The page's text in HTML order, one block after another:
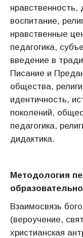
нравственность,
воспитание,
нравственные
педагогика,
введение в
Писание и
общества,
идентичность,
поколений,
педагогика,
дидактика.
Методология
Взаимосвязь
(вероучение,
христианская